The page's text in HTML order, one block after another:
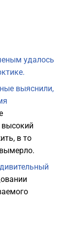
удалось
выяснили,
высокий
в то